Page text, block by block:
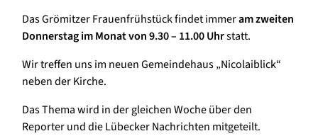
Das Grömitzer Frauenfrühstück findet immeram zweiten
Donnerstag im Monat von 9.30 – 11.00 Uhrstatt.
Wir treffen uns im neuen Gemeindehaus „Nicolaiblick“
neben der Kirche.
Das Thema wird in der gleichen Woche über den
Reporter und die Lübecker Nachrichten mitgeteilt.